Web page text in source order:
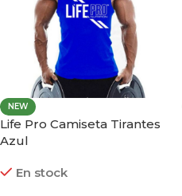
NEW
Life Pro Camiseta Tirantes
Azul
En stock